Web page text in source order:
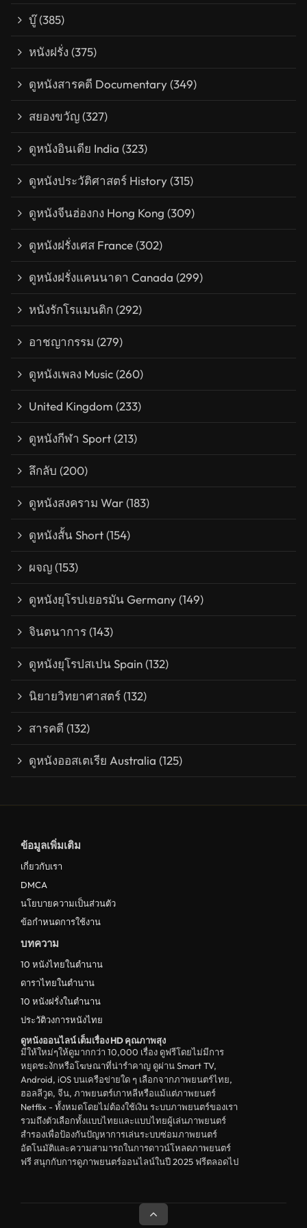
บู๊(385)
หนังฝรั่ง (375)
ดูหนังสารคดี Documentary(349)
สยองขวัญ(327)
ดูหนังอินเดีย India (323)
ดูหนังประวัติศาสตร์ History(315)
ดูหนังจีนฮ่องกง Hong Kong (309)
ดูหนังฝรั่งเศส France(302)
ดูหนังฝรั่งแคนนาดา Canada (299)
หนังรักโรแมนติก (292)
อาชญากรรม (279)
ดูหนังเพลง Music(260)
United Kingdom (233)
ดูหนังกีฬา Sport(213)
ลึกลับ (200)
ดูหนังสงคราม War(183)
ดูหนังสั้น Short(154)
ผจญ(153)
ดูหนังยุโรปเยอรมัน Germany(149)
จินตนาการ(143)
ดูหนังยุโรปสเปน Spain(132)
นิยายวิทยาศาสตร์(132)
สารคดี (132)
ดูหนังออสเตเรีย Australia (125)
ข้อมูลเพิ่มเติม
เกี่ยวกับเรา
DMCA
นโยบายความเป็นส่วนตัว
ข้อกำหนดการใช้งาน
บทความ
10 หนังไทยในตำนาน
ดาราไทยในตำนาน
10 หนังฝรั่งในตำนาน
ประวัติวงการหนังไทย
ดูหนังออนไลน์ เต็มเรื่อง HD คุณภาพสุง
มีให้ใหม่ๆให้ดูมากกว่า 10,000 เรื่อง ดูฟรีโดยไม่มีการ
หยุดชะงักหรือโฆษณาที่น่ารำคาญ ดูผ่าน Smart TV,
Android, iOS บนเครือข่ายใด ๆ เลือกจากภาพยนตร์ไทย,
ฮอลลีวูด, จีน, ภาพยนตร์เกาหลีหรือแม้แต่ภาพยนตร์
Netflix - ทั้งหมดโดยไม่ต้องใช้เงิน ระบบภาพยนตร์ของเรา
รวมถึงตัวเลือกทั้งแบบไทยและแบบไทยผู้เล่นภาพยนตร์
สำรองเพื่อป้องกันปัญหาการเล่นระบบซ่อมภาพยนตร์
อัตโนมัติและความสามารถในการดาวน์โหลดภาพยนตร์
ฟรี สนุกกับการดูภาพยนตร์ออนไลน์ในปี 2025 ฟรีตลอดไป